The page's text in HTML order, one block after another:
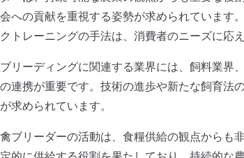
への貢献を重視する姿勢が求められています
トレーニングの手法は、消費者のニーズに応
リーディングに関連する業界には、飼料業界
連携が重要です。技術の進歩や新たな飼育法
求められています。
ブリーダーの活動は、食糧供給の観点からも